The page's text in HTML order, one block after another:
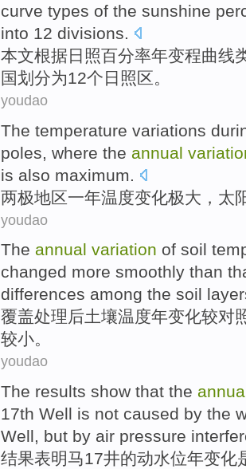
curve types of the sunshine
into 12 divisions.
本文根据日照百分率年变程曲线
国划分为12个 日照 区。
youdao
The temperature variations
poles , where the annual
is also maximum.
两极地区一年温度变化极大 ， 太
youdao
The annual variation of soil
changed more smoothly than
differences among the soil
覆盖处理后土壤温度年变化较对
较小。
youdao
The results show that the
17th Well is not caused by the
Well, but by air pressure
结果表明马17井的动水位年变化